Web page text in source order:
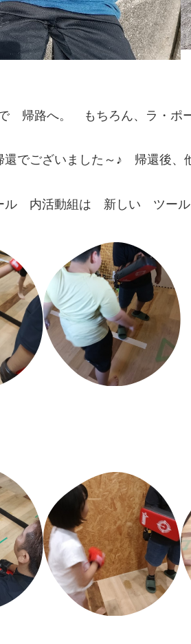
帰路へ。 もちろん、ラ・ポー
でございました～♪ 帰還後、
ル 内活動組は 新しい ツール